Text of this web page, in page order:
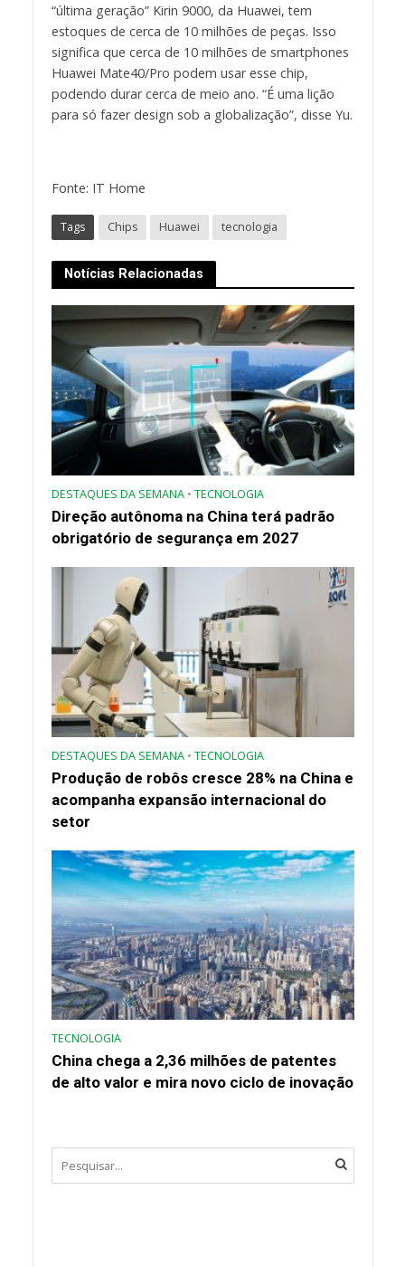
“última geração” Kirin 9000, da Huawei, tem
estoques de cerca de 10 milhões de peças. Isso
significa que cerca de 10 milhões de smartphones
Huawei Mate40/Pro podem usar esse chip,
podendo durar cerca de meio ano. “É uma lição
para só fazer design sob a globalização”, disse Yu.
Fonte: IT Home
Tags Chips Huawei tecnologia
Notícias Relacionadas
DESTAQUES DA SEMANA • TECNOLOGIA
Direção autônoma na China terá padrão
obrigatório de segurança em 2027
DESTAQUES DA SEMANA • TECNOLOGIA
Produção de robôs cresce 28% na China e
acompanha expansão internacional do
setor
TECNOLOGIA
China chega a 2,36 milhões de patentes
de alto valor e mira novo ciclo de inovação